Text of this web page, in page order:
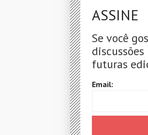
ASSINE
Se você
futuras
Email: